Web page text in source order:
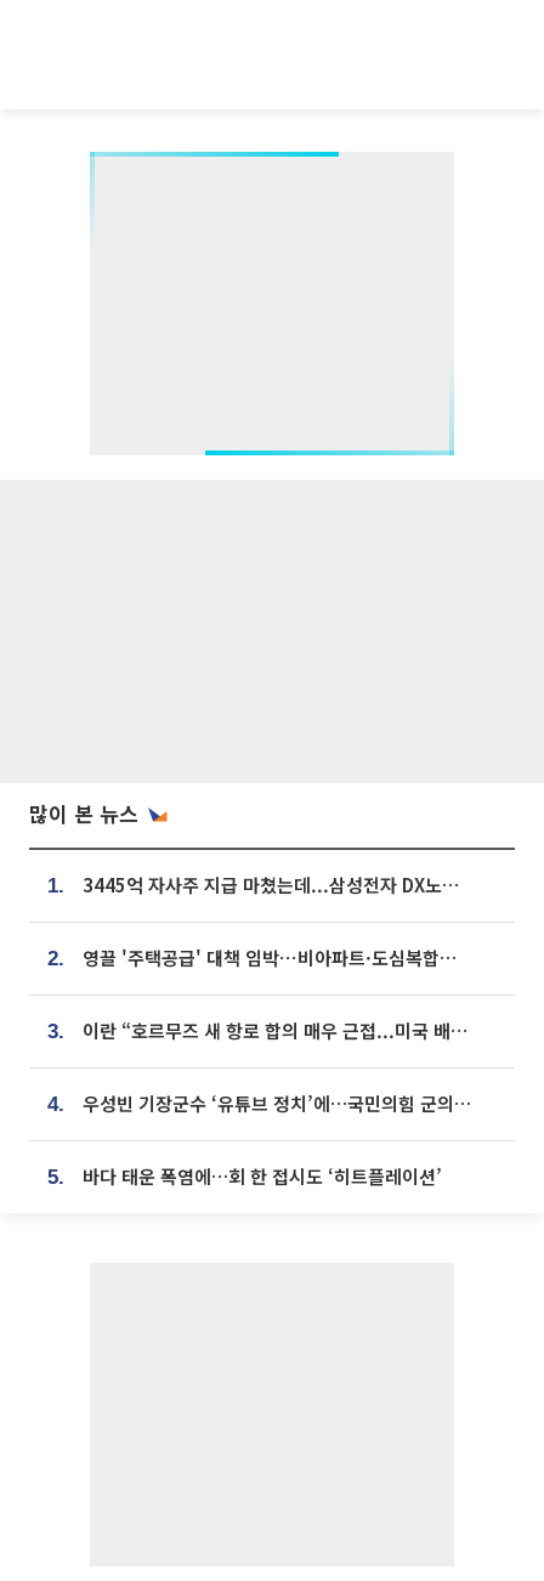
많이 본 뉴스
1. 3445억 자사주 지급 마쳤는데...삼성전자 DX노조, 뒤늦은 '떼쓰기 집회'
2. 영끌 '주택공급' 대책 임박⋯비아파트·도심복합까지 총동원
3. 이란 “호르무즈 새 항로 합의 매우 근접...미국 배상 먼저”
4. 우성빈 기장군수 ‘유튜브 정치’에…국민의힘 군의원들 집단 반발
5. 바다 태운 폭염에…회 한 접시도 ‘히트플레이션’